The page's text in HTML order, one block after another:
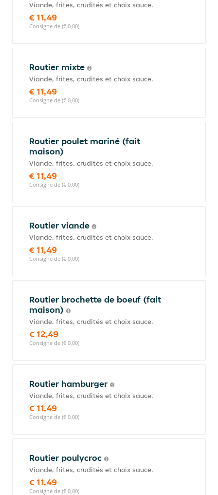
Viande, frites, crudités et choix sauce.
€ 11,49
Consigne de (€ 0,00)
Routier mixte
Viande, frites, crudités et choix sauce.
€ 11,49
Consigne de (€ 0,00)
Routier poulet mariné (fait
maison)
Viande, frites, crudités et choix sauce.
€ 11,49
Consigne de (€ 0,00)
Routier viande
Viande, frites, crudités et choix sauce.
€ 11,49
Consigne de (€ 0,00)
Routier brochette de boeuf (fait
maison)
Viande, frites, crudités et choix sauce.
€ 12,49
Consigne de (€ 0,00)
Routier hamburger
Viande, frites, crudités et choix sauce.
€ 11,49
Consigne de (€ 0,00)
Routier poulycroc
Viande, frites, crudités et choix sauce.
€ 11,49
Consigne de (€ 0,00)